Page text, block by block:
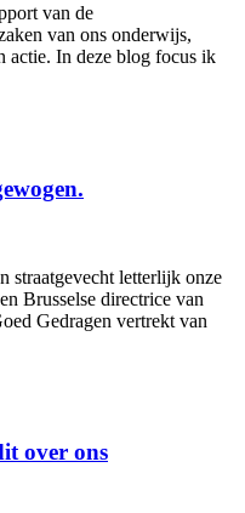
van de
van ons onderwijs,
actie. In deze blog focus ik
straatgevecht letterlijk onze
Brusselse directrice van
Gedragen vertrekt van
over ons